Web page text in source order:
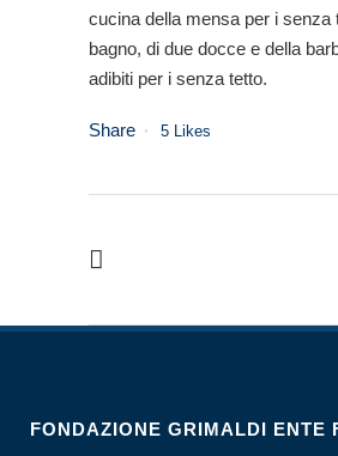
cucina della mensa per i senza
bagno, di due docce e della
adibiti per i senza tetto.
Share 5 Likes
FONDAZIONE GRIMALDI ENTE